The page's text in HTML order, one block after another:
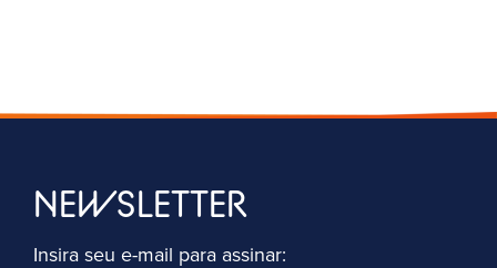
NEWSLETTER
Insira seu e-mail para assinar: